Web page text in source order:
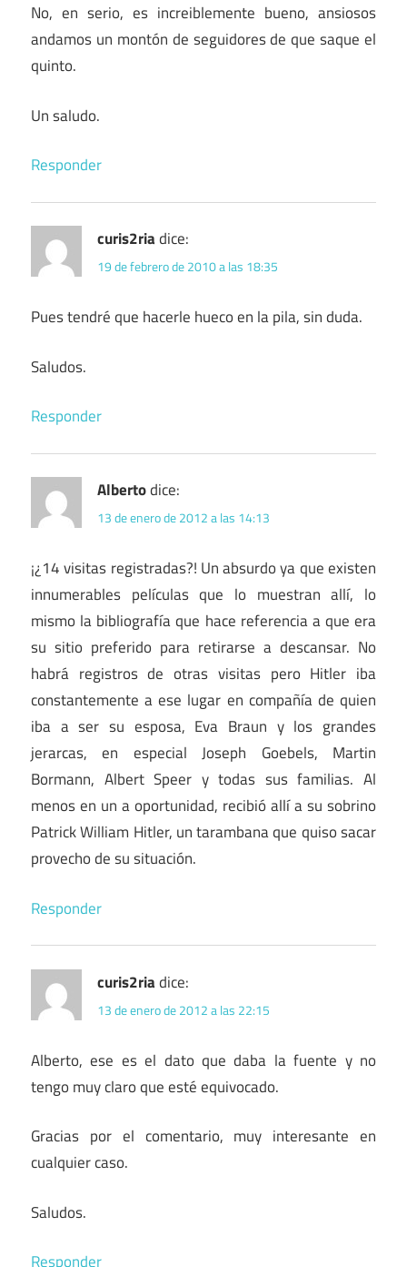
No, en serio, es increiblemente bueno, ansiosos
andamos un montón de seguidores de que saque el
quinto.
Un saludo.
Responder
curis2riadice:
19 de febrero de 2010 a las 18:35
Pues tendré que hacerle hueco en la pila, sin duda.
Saludos.
Responder
Albertodice:
13 de enero de 2012 a las 14:13
¡¿14 visitas registradas?! Un absurdo ya que existen
innumerables películas que lo muestran allí, lo
mismo la bibliografía que hace referencia a que era
su sitio preferido para retirarse a descansar. No
habrá registros de otras visitas pero Hitler iba
constantemente a ese lugar en compañía de quien
iba a ser su esposa, Eva Braun y los grandes
jerarcas, en especial Joseph Goebels, Martin
Bormann, Albert Speer y todas sus familias. Al
menos en un a oportunidad, recibió allí a su sobrino
Patrick William Hitler, un tarambana que quiso sacar
provecho de su situación.
Responder
curis2riadice:
13 de enero de 2012 a las 22:15
Alberto, ese es el dato que daba la fuente y no
tengo muy claro que esté equivocado.
Gracias por el comentario, muy interesante en
cualquier caso.
Saludos.
Responder